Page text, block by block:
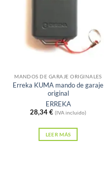
MANDOS DE GARAJE ORIGINALES
Erreka KUMA mando de garaje
original
ERREKA
28,34€ (IVA incluido)
LEER MÁS